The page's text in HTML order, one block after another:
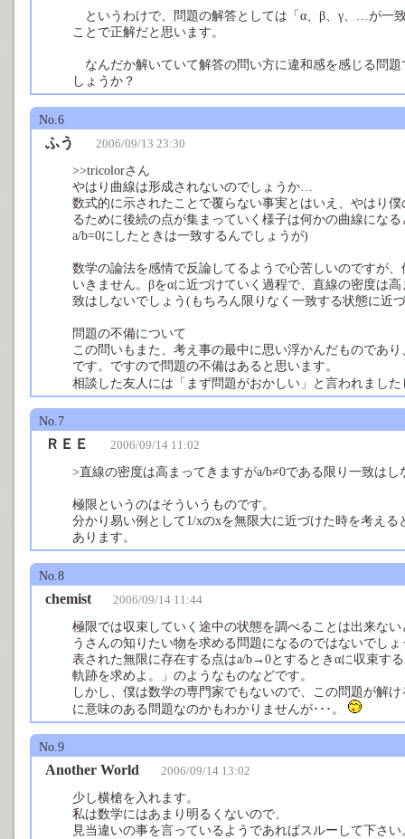
というわけで、問題の解答としては「α、β、γ、…が一
ことで正解だと思います。
なんだか解いていて解答の問い方に違和感を感じる問
しょうか？
No.6
ふう 2006/09/13 23:30
>>tricolorさん
やはり曲線は形成されないのでしょうか…
数式的に示されたことで覆らない事実とはいえ、やはり
るために後続の点が集まっていく様子は何かの曲線にな
a/b=0にしたときは一致するんでしょうが)
数学の論法を感情で反論してるようで心苦しいのですが
いきません。βをαに近づけていく過程で、直線の密度は
致はしないでしょう(もちろん限りなく一致する状態に近
問題の不備について
この問いもまた、考え事の最中に思い浮かんだものであ
です。ですので問題の不備はあると思います。
相談した友人には「まず問題がおかしい」と言われまし
No.7
ＲＥＥ 2006/09/14 11:02
>直線の密度は高まってきますがa/b≠0である限り一致はし
極限というのはそういうものです。
分かり易い例として1/xのxを無限大に近づけた時を考える
あります。
No.8
chemist 2006/09/14 11:44
極限では収束していく途中の状態を調べることは出来な
うさんの知りたい物を求める問題になるのではないでし
表された無限に存在する点はa/b→0とするときαに収束す
軌跡を求めよ。」のようなものなどです。
しかし、僕は数学の専門家でもないので、この問題が解
に意味のある問題なのかもわかりませんが･･･。
No.9
Another World 2006/09/14 13:02
少し横槍を入れます。
私は数学にはあまり明るくないので、
見当違いの事を言っているようであればスルーして下さい